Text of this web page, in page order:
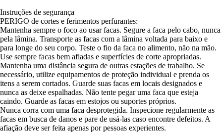
Instruções de segurança
PERIGO de cortes e ferimentos perfurantes:
Mantenha sempre o foco ao usar facas. Segure a faca pelo cabo, nunca
pela lâmina. Transporte as facas com a lâmina voltada para baixo e
para longe do seu corpo. Teste o fio da faca no alimento, não na mão.
Use sempre facas bem afiadas e superfícies de corte apropriadas.
Mantenha uma distância segura de outras estações de trabalho. Se
necessário, utilize equipamentos de proteção individual e prenda os
itens a serem cortados. Guarde suas facas em locais designados e
nunca as deixe espalhadas. Não tente pegar uma faca que esteja
caindo. Guarde as facas em estojos ou suportes próprios.
Nunca corra com uma faca desprotegida. Inspecione regularmente as
facas em busca de danos e pare de usá-las caso encontre defeitos. A
afiação deve ser feita apenas por pessoas experientes.